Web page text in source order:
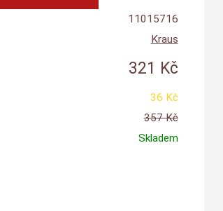
11015716
Kraus
321 Kč
36 Kč
357 Kč
Skladem